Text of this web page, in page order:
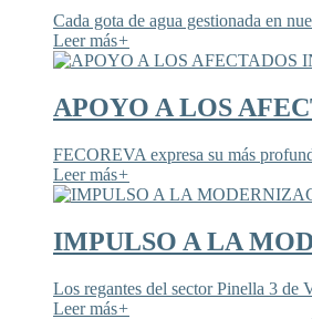
Cada gota de agua gestionada en
Leer más+
APOYO A LOS
FECOREVA expresa su más
Leer más+
IMPULSO A LA
Los regantes del sector Pinella 3 de
Leer más+